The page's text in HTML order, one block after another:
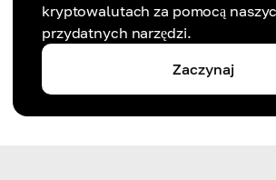
kryptowalutach za pomocą
przydatnych narzędzi.
Zaczynaj